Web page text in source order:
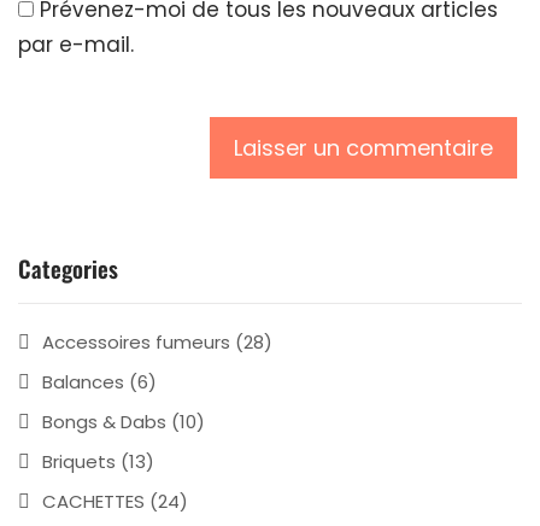
Prévenez-moi de tous les nouveaux articles
par e-mail.
Categories
Accessoires fumeurs (28)
Balances (6)
Bongs & Dabs (10)
Briquets (13)
CACHETTES (24)